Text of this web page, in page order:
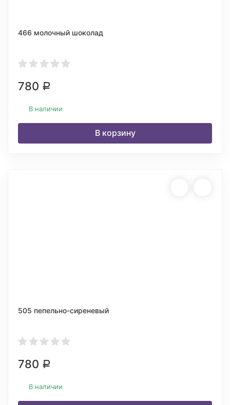
466 молочный шоколад
780 Р
В наличии
В корзину
505 пепельно-сиреневый
780 Р
В наличии